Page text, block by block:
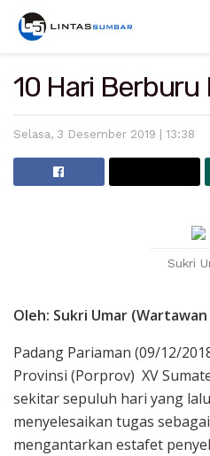
10 Hari Berburu
Selasa, 3 Desember 2019 | 13:38
Sukri
Oleh: Sukri Umar
Padang Pariaman (09/12/
Provinsi (Porprov) XV
sekitar sepuluh hari yang
menyelesaikan tugas
mengantarkan estafet